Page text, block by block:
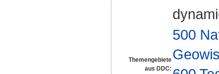
Themengebiete
aus DDC:
500